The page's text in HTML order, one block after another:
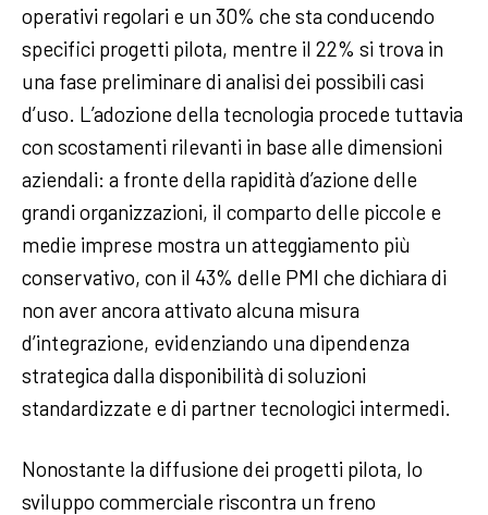
operativi regolari e un 30% che sta conducendo
specifici progetti pilota, mentre il 22% si trova in
una fase preliminare di analisi dei possibili casi
d’uso. L’adozione della tecnologia procede tuttavia
con scostamenti rilevanti in base alle dimensioni
aziendali: a fronte della rapidità d’azione delle
grandi organizzazioni, il comparto delle piccole e
medie imprese mostra un atteggiamento più
conservativo, con il 43% delle PMI che dichiara di
non aver ancora attivato alcuna misura
d’integrazione, evidenziando una dipendenza
strategica dalla disponibilità di soluzioni
standardizzate e di partner tecnologici intermedi.
Nonostante la diffusione dei progetti pilota, lo
sviluppo commerciale riscontra un freno